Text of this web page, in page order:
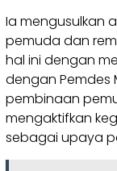
Ia mengusulkan
pemuda dan
hal ini dengan
dengan Pemdes
pembinaan
mengaktifkan
sebagai upaya